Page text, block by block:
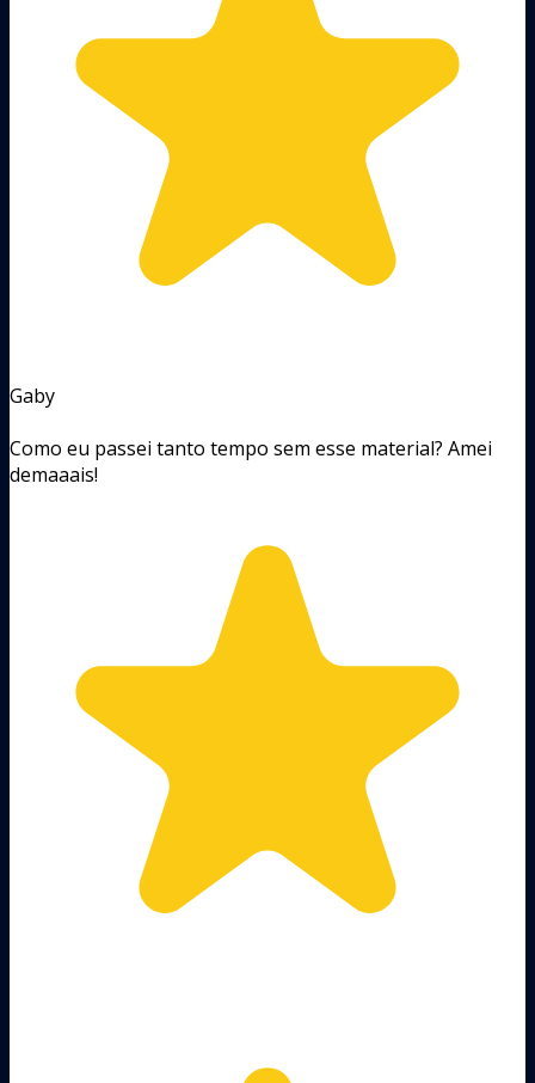
Gaby
Como eu passei tanto tempo sem esse material? Amei
demaaais!